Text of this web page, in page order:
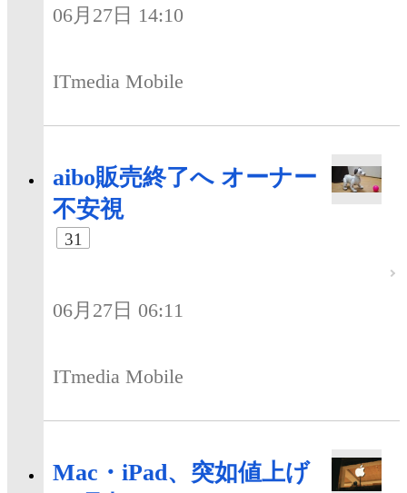
06月27日 14:10
ITmedia Mobile
aibo販売終了へ オーナー
不安視
31
06月27日 06:11
ITmedia Mobile
Mac・iPad、突如値上げ